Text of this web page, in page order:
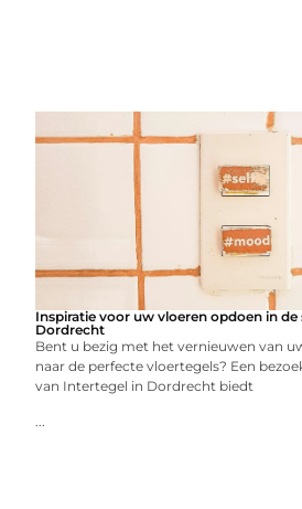
Inspiratie voor uw vloeren opdoen in
Dordrecht
Bent u bezig met het vernieuwen van
naar de perfecte vloertegels? Een
van Intertegel in Dordrecht biedt
...